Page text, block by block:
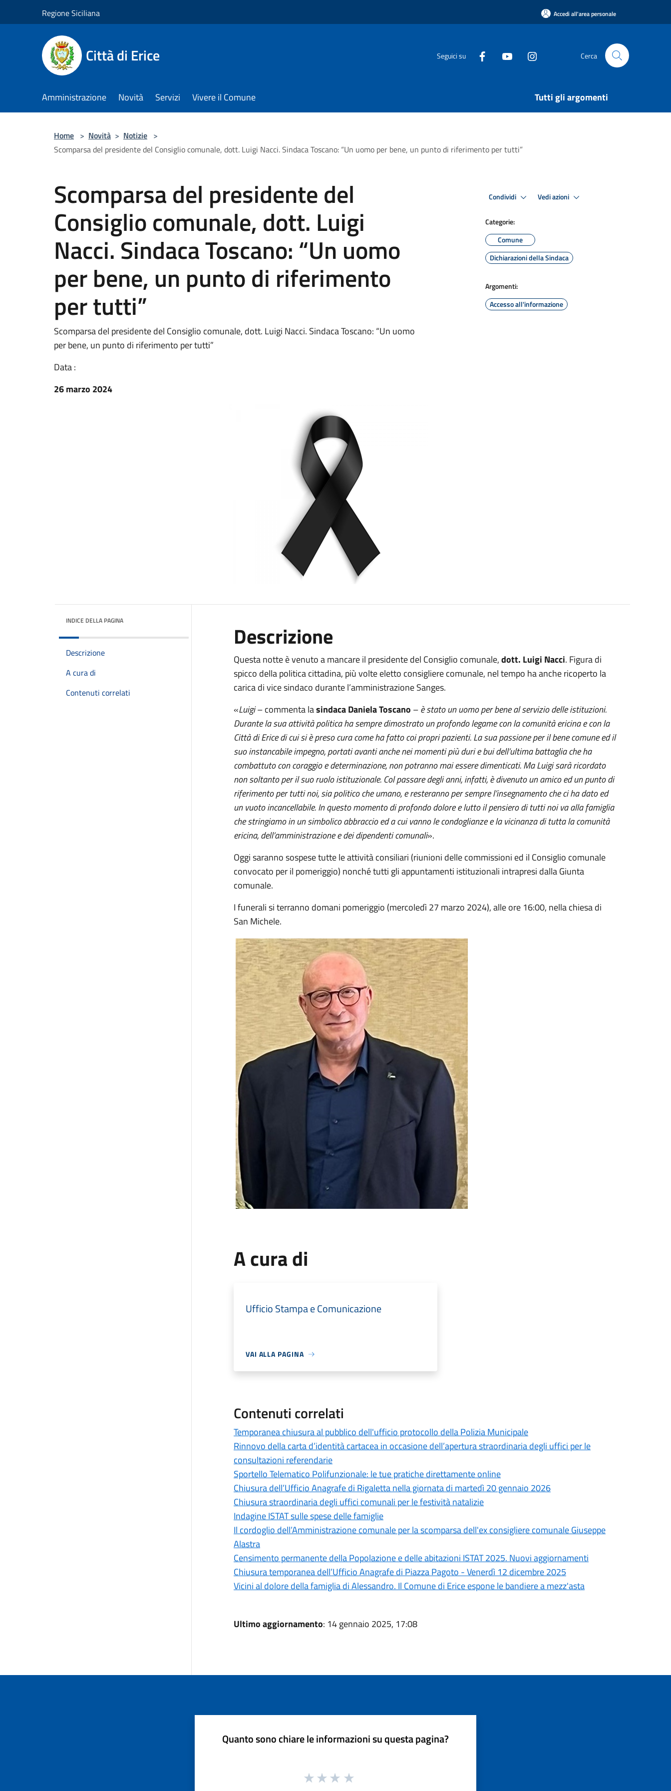
Regione Siciliana Accedi all'area personale
Città di Erice Seguici su Cerca
Amministrazione Novità Servizi Vivere il Comune Tutti gli argomenti
Home > Novità > Notizie >
Scomparsa del presidente del Consiglio comunale, dott. Luigi Nacci. Sindaca Toscano: “Un uomo per bene, un punto di riferimento per tutti”
Scomparsa del presidente del
Consiglio comunale, dott. Luigi
Nacci. Sindaca Toscano: “Un uomo
per bene, un punto di riferimento
per tutti”
Scomparsa del presidente del Consiglio comunale, dott. Luigi Nacci. Sindaca Toscano: “Un uomo
per bene, un punto di riferimento per tutti”
Data :
26 marzo 2024
Condividi Vedi azioni
Categorie:
Comune
Dichiarazioni della Sindaca
Argomenti:
Accesso all'informazione
INDICE DELLA PAGINA
Descrizione
A cura di
Contenuti correlati
Descrizione
Questa notte è venuto a mancare il presidente del Consiglio comunale,dott. Luigi Nacci. Figura di
spicco della politica cittadina, più volte eletto consigliere comunale, nel tempo ha anche ricoperto la
carica di vice sindaco durante l’amministrazione Sanges.
«Luigi– commenta lasindaca Daniela Toscano –è stato un uomo per bene al servizio delle istituzioni.
Durante la sua attività politica ha sempre dimostrato un profondo legame con la comunità ericina e con la
Città di Erice di cui si è preso cura come ha fatto coi propri pazienti. La sua passione per il bene comune ed il
suo instancabile impegno, portati avanti anche nei momenti più duri e bui dell’ultima battaglia che ha
combattuto con coraggio e determinazione, non potranno mai essere dimenticati. Ma Luigi sarà ricordato
non soltanto per il suo ruolo istituzionale. Col passare degli anni, infatti, è divenuto un amico ed un punto di
riferimento per tutti noi, sia politico che umano, e resteranno per sempre l’insegnamento che ci ha dato ed
un vuoto incancellabile. In questo momento di profondo dolore e lutto il pensiero di tutti noi va alla famiglia
che stringiamo in un simbolico abbraccio ed a cui vanno le condoglianze e la vicinanza di tutta la comunità
ericina, dell’amministrazione e dei dipendenti comunali».
Oggi saranno sospese tutte le attività consiliari (riunioni delle commissioni ed il Consiglio comunale
convocato per il pomeriggio) nonché tutti gli appuntamenti istituzionali intrapresi dalla Giunta
comunale.
I funerali si terranno domani pomeriggio (mercoledì 27 marzo 2024), alle ore 16:00, nella chiesa di
San Michele.
A cura di
Ufficio Stampa e Comunicazione
VAI ALLA PAGINA
Contenuti correlati
Temporanea chiusura al pubblico dell'ufficio protocollo della Polizia Municipale
Rinnovo della carta d’identità cartacea in occasione dell’apertura straordinaria degli uffici per le
consultazioni referendarie
Sportello Telematico Polifunzionale: le tue pratiche direttamente online
Chiusura dell’Ufficio Anagrafe di Rigaletta nella giornata di martedì 20 gennaio 2026
Chiusura straordinaria degli uffici comunali per le festività natalizie
Indagine ISTAT sulle spese delle famiglie
Il cordoglio dell’Amministrazione comunale per la scomparsa dell'ex consigliere comunale Giuseppe
Alastra
Censimento permanente della Popolazione e delle abitazioni ISTAT 2025. Nuovi aggiornamenti
Chiusura temporanea dell’Ufficio Anagrafe di Piazza Pagoto - Venerdì 12 dicembre 2025
Vicini al dolore della famiglia di Alessandro. Il Comune di Erice espone le bandiere a mezz'asta
Ultimo aggiornamento: 14 gennaio 2025, 17:08
Quanto sono chiare le informazioni su questa pagina?